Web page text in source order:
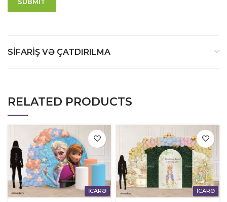
SIFARIŞ VƏ ÇATDIRILMA
RELATED PRODUCTS
İCARƏ İCARƏ